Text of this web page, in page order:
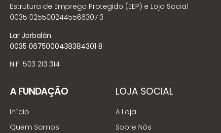
Estrutura de Emprego Protegido (EEP) e Loja Social
0035 0255002445566307 3
Lar Jorbalán
0035 0675000438384301 8
NIF: 503 213 314
A FUNDAÇÃO
Início
Quem Somos
LOJA SOCIAL
A Loja
Sobre Nós